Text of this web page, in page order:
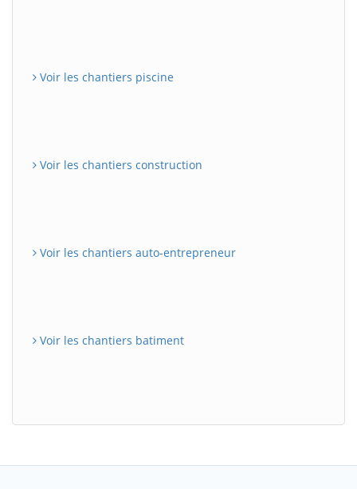
Voir les chantiers piscine
Voir les chantiers construction
Voir les chantiers auto-entrepreneur
Voir les chantiers batiment